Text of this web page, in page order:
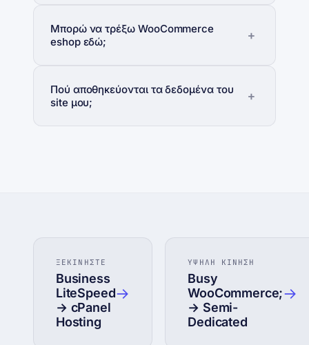
Μπορώ να τρέξω WooCommerce
eshop εδώ;
Πού αποθηκεύονται τα δεδομένα του
site μου;
ΞΕΚΙΝΗΣΤΕ
Business
LiteSpeed
→ cPanel
Hosting
→
ΥΨΗΛΗ ΚΙΝΗΣΗ
Busy
WooCommerce;
→ Semi-
Dedicated
→